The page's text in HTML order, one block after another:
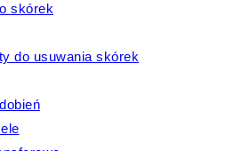
skórek
do usuwania skórek